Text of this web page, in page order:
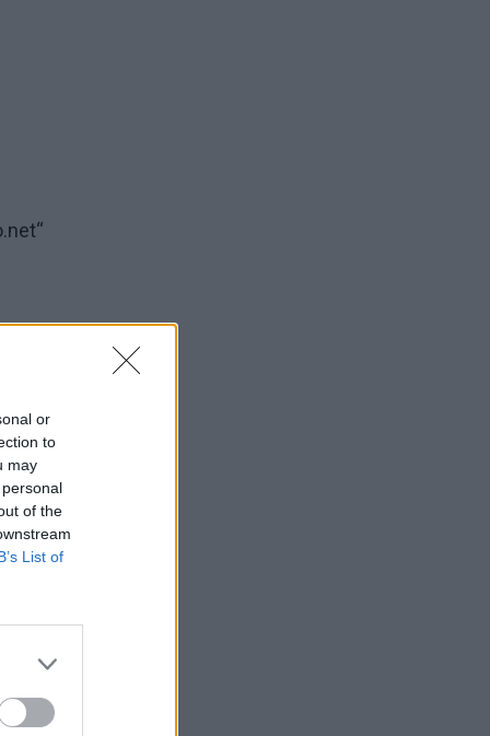
or
to
may
of the
List of